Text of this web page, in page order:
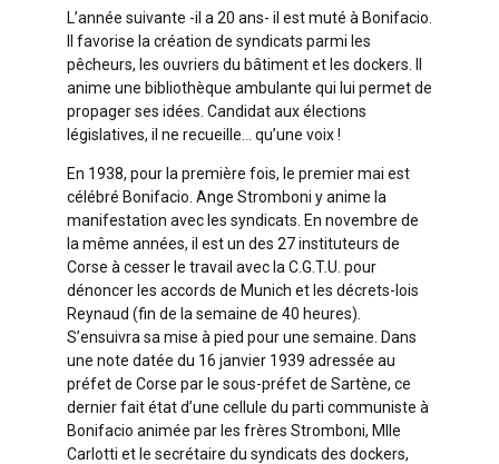
L’année suivante -il a 20 ans- il est muté à Bonifacio.
Il favorise la création de syndicats parmi les
pêcheurs, les ouvriers du bâtiment et les dockers. Il
anime une bibliothèque ambulante qui lui permet de
propager ses idées. Candidat aux élections
législatives, il ne recueille… qu’une voix !
En 1938, pour la première fois, le premier mai est
célébré Bonifacio. Ange Stromboni y anime la
manifestation avec les syndicats. En novembre de
la même années, il est un des 27 instituteurs de
Corse à cesser le travail avec la C.G.T.U. pour
dénoncer les accords de Munich et les décrets-lois
Reynaud (fin de la semaine de 40 heures).
S’ensuivra sa mise à pied pour une semaine. Dans
une note datée du 16 janvier 1939 adressée au
préfet de Corse par le sous-préfet de Sartène, ce
dernier fait état d’une cellule du parti communiste à
Bonifacio animée par les frères Stromboni, Mlle
Carlotti et le secrétaire du syndicats des dockers,